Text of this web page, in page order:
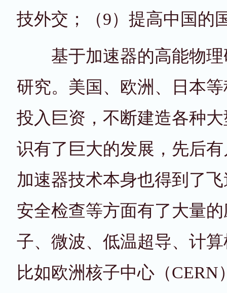
技外交；（9）提高中国的
基于加速器的高能物理
研究。美国、欧洲、日本
投入巨资，不断建造各种
识有了巨大的发展，先后
加速器技术本身也得到了
安全检查等方面有了大量
子、微波、低温超导、计
比如欧洲核子中心（